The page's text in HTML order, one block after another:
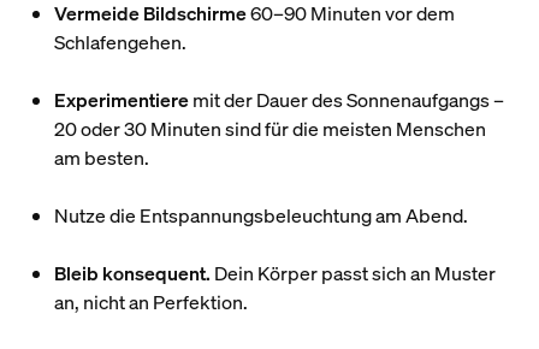
Vermeide Bildschirme60–90 Minuten vor dem
Schlafengehen.
Experimentieremit der Dauer des Sonnenaufgangs –
20 oder 30 Minuten sind für die meisten Menschen
am besten.
Nutze die Entspannungsbeleuchtung am Abend.
Bleib konsequent. Dein Körper passt sich an Muster
an, nicht an Perfektion.